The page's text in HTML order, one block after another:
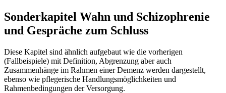
Sonderkapitel Wahn und Schizophrenie
und Gespräche zum Schluss
Diese Kapitel sind ähnlich aufgebaut wie die vorherigen
(Fallbeispiele) mit Definition, Abgrenzung aber auch
Zusammenhänge im Rahmen einer Demenz werden dargestellt,
ebenso wie pflegerische Handlungsmöglichkeiten und
Rahmenbedingungen der Versorgung.